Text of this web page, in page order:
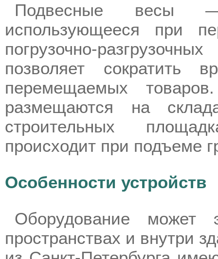
Подвесные весы —
использующееся при
погрузочно-
позволяет
перемещаемых
размещаются на
строительных
происходит при подъеме
Особенности устройств
Оборудование может
пространствах и внутри